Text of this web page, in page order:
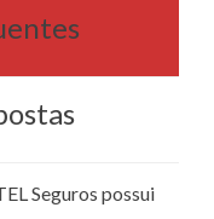
Seguros possui